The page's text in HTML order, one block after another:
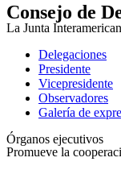
Consejo de
La Junta
Delegaciones
Presidente
Vicepresidente
Observadores
Galería de
Órganos ejecutivos
Promueve la